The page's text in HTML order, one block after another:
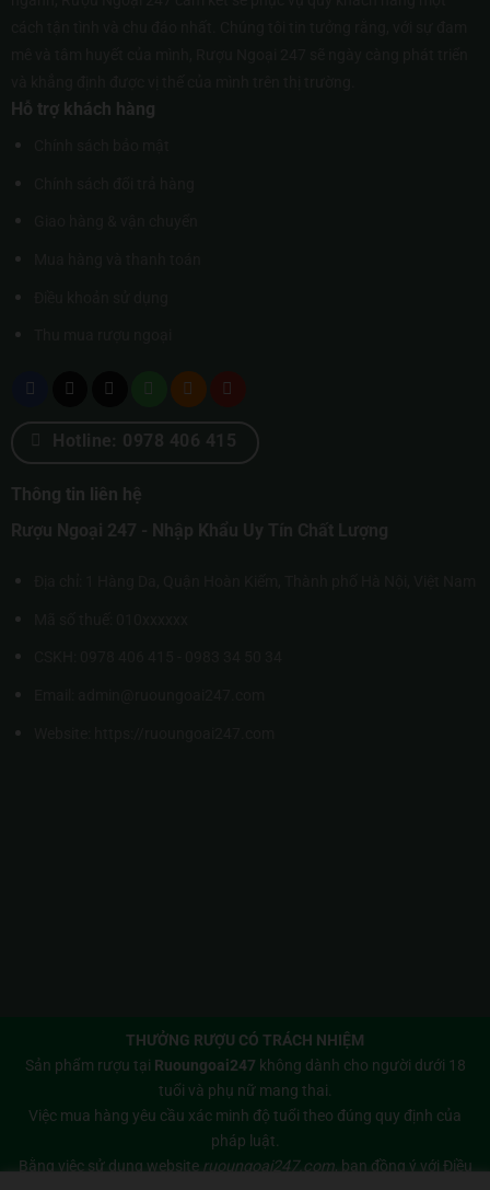
Hỗ trợ khách hàng
Hotline: 0978 406 415
Thông tin liên hệ
Rượu Ngoại 247 - Nhập Khẩu Uy Tín Chất Lượng
THƯỞNG RƯỢU CÓ TRÁCH NHIỆM
Sản phẩm rượu tại Ruoungoai247 không dành cho người dưới 18
tuổi và phụ nữ mang thai.
Việc mua hàng yêu cầu xác minh độ tuổi theo đúng quy định của
pháp luật.
Bằng việc sử dụng website ruoungoai247.com, bạn đồng ý với Điều